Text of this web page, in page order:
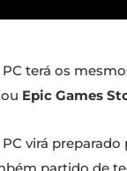
terá os
ou Epic Games
virá